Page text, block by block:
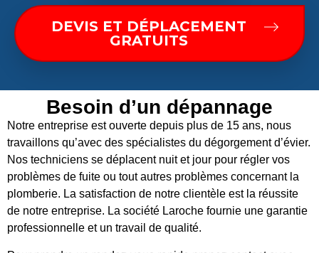
DEVIS ET DÉPLACEMENT
GRATUITS
Besoin d’un dépannage
Notre entreprise est ouverte depuis plus de 15 ans, nous
travaillons qu’avec des spécialistes du dégorgement d’évier.
Nos techniciens se déplacent nuit et jour pour régler vos
problèmes de fuite ou tout autres problèmes concernant la
plomberie. La satisfaction de notre clientèle est la réussite
de notre entreprise. La société Laroche fournie une garantie
professionnelle et un travail de qualité.